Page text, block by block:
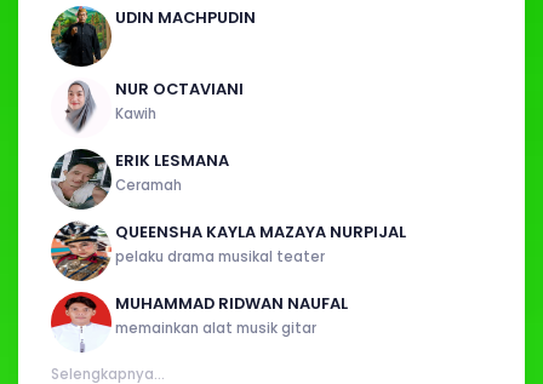
UDIN MACHPUDIN
NUR OCTAVIANI
Kawih
ERIK LESMANA
Ceramah
QUEENSHA KAYLA MAZAYA NURPIJAL
pelaku drama musikal teater
MUHAMMAD RIDWAN NAUFAL
memainkan alat musik gitar
Selengkapnya...